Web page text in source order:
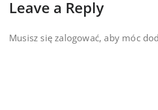
Leave a Reply
Musisz sięzalogować, aby móc